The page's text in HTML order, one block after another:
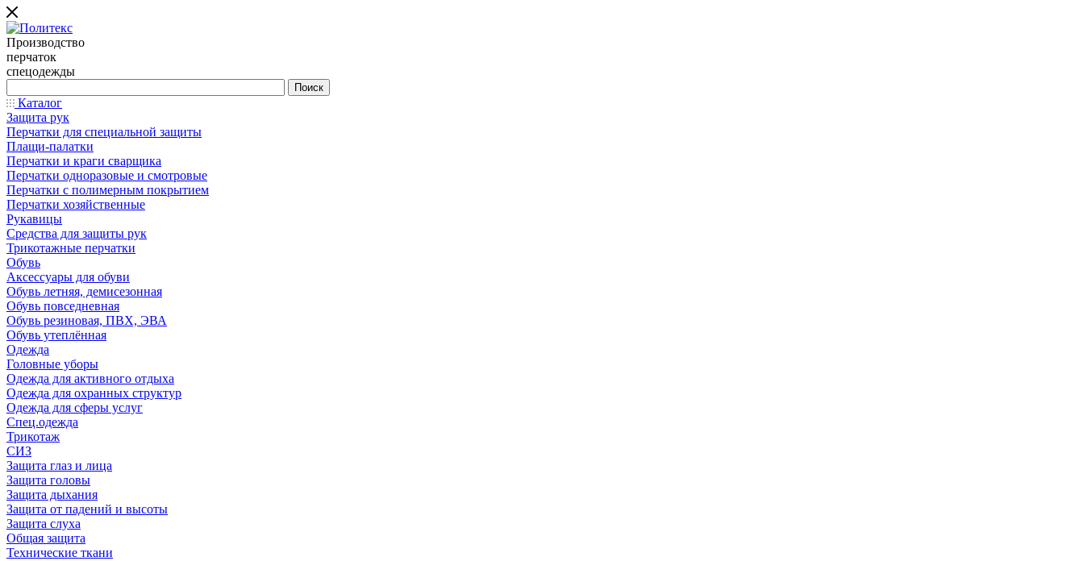
Производство
перчаток
спецодежды
Каталог
Защита рук
Перчатки для специальной защиты
Плащи-палатки
Перчатки и краги сварщика
Перчатки одноразовые и смотровые
Перчатки с полимерным покрытием
Перчатки хозяйственные
Рукавицы
Средства для защиты рук
Трикотажные перчатки
Обувь
Аксессуары для обуви
Обувь летняя, демисезонная
Обувь повседневная
Обувь резиновая, ПВХ, ЭВА
Обувь утеплённая
Одежда
Головные уборы
Одежда для активного отдыха
Одежда для охранных структур
Одежда для сферы услуг
Спец.одежда
Трикотаж
СИЗ
Защита глаз и лица
Защита головы
Защита дыхания
Защита от падений и высоты
Защита слуха
Общая защита
Технические ткани